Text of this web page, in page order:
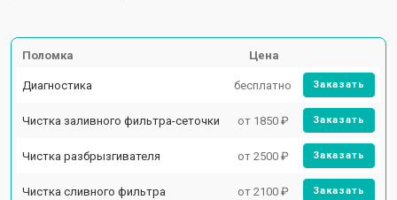
Поломка Цена
Диагностика бесплатно Заказать
Чистка заливного фильтра-сеточки от 1850 ₽ Заказать
Чистка разбрызгивателя от 2500 ₽ Заказать
Чистка сливного фильтра от 2100 ₽ Заказать